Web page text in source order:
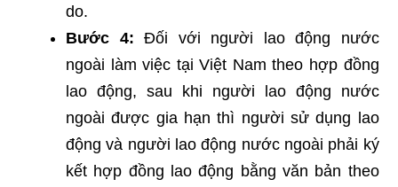
do.
Bước 4: Đối với người lao động nước
ngoài làm việc tại Việt Nam theo hợp đồng
lao động, sau khi người lao động nước
ngoài được gia hạn thì người sử dụng lao
động và người lao động nước ngoài phải ký
kết hợp đồng lao động bằng văn bản theo